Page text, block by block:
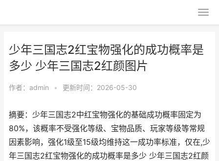
少年三国志2红宝物强化的成功概率是
多少 少年三国志2红颜图片
作者： admin • 更新时间：2026-05-30
摘要：少年三国志2中红宝物强化的基础成功概率固定为
80%，该概率不受强化等级、宝物品质、玩家等级等常规
因素影响，强化1级至15级均维持这一成功率标准，仅在,少
年三国志2红宝物强化的成功概率是多少 少年三国志2红颜